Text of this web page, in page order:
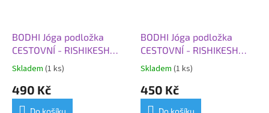
BODHI Jóga podložka
CESTOVNÍ - RISHIKESH
TRAVEL 60 XL,
200x60x0,2 cm, šedá
Skladem (1 ks)
490 Kč
BODHI Jóga podložka
CESTOVNÍ - RISHIKESH
TRAVEL 60, 183x60x0,2
cm, šedá
Skladem (1 ks)
450 Kč